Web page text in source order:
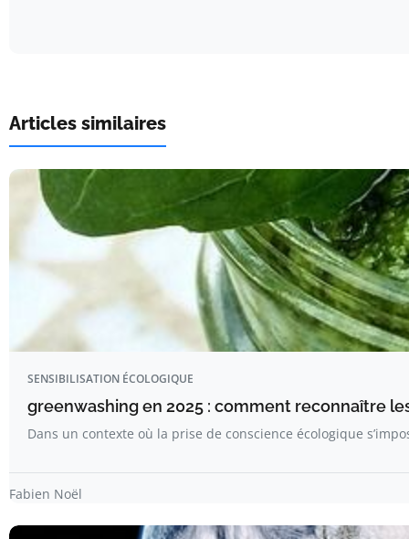
Articles similaires
SENSIBILISATION ÉCOLOGIQUE
greenwashing en 2025 : comment reconnaître
Dans un contexte où la prise de conscience écologique
Fabien Noël